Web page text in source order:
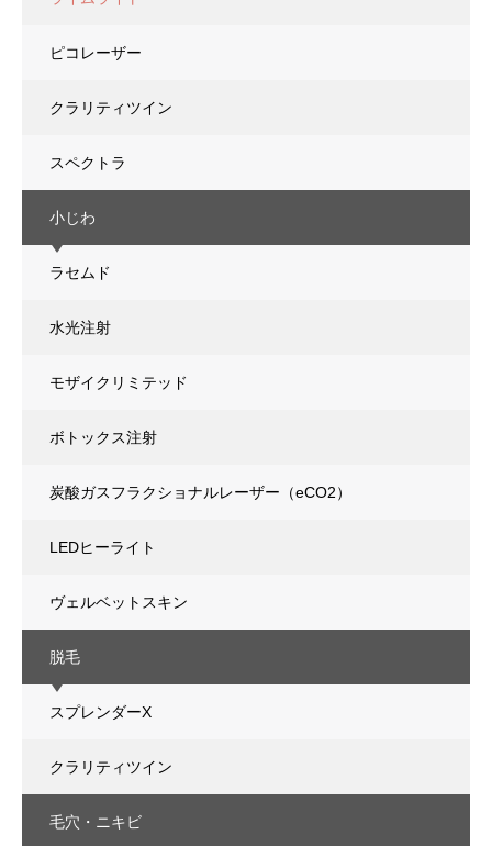
ピコレーザー
クラリティツイン
スペクトラ
小じわ
ラセムド
水光注射
モザイクリミテッド
ボトックス注射
炭酸ガスフラクショナルレーザー（eCO2）
LEDヒーライト
ヴェルベットスキン
脱毛
スプレンダーX
クラリティツイン
毛穴・ニキビ